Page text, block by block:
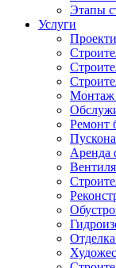
Этапы
Услуги
Монтаж
Ремонт
Аренда